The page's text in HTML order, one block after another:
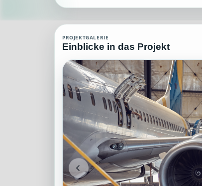
Aviation Aerodynamik Agent (MCP)
Aviation Aerodynamik Agent (MCP), die über grundlegendes
Projektteam: SupraTix GmbH.
Historischer Finanzierungsstand: 0 EUR von 40.000,00
Unterstützer:innen: 0. Erreicht: 0 Prozent.
Historisch veröffentlichte Unterstützungsoptionen: 4.
Aktiver Seitenabschnitt: information.
Qualitätssicherung: Kanonische URL, Robots-Angaben,
PROJEKTGALERIE
Einblicke in das Projekt